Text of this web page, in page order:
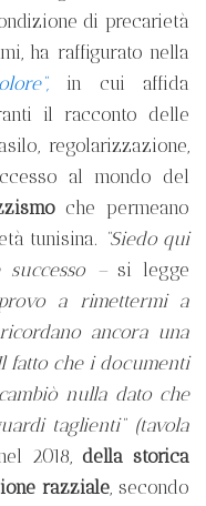
di precarietà
ha raffigurato nella
in cui affida
il racconto delle
regolarizzazione,
al mondo del
che permeano
tunisina. “Siedo qui
successo –si legge
a rimettermi a
ancora una
fatto che i documenti
nulla dato che
taglienti” (tavola
2018, della storica
razziale, secondo